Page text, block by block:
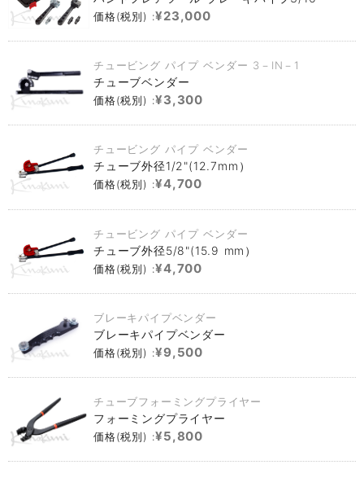
価格(税別) :¥23,000
チュービング パイプ ベンダー 3－IN－1
チューブベンダー
価格(税別) :¥3,300
チュービング パイプ ベンダー
チューブ外径1/2"(12.7mm）
価格(税別) :¥4,700
チュービング パイプ ベンダー
チューブ外径5/8"(15.9 mm）
価格(税別) :¥4,700
ブレーキパイプベンダー
ブレーキパイプベンダー
価格(税別) :¥9,500
チューブフォーミングプライヤー
フォーミングプライヤー
価格(税別) :¥5,800